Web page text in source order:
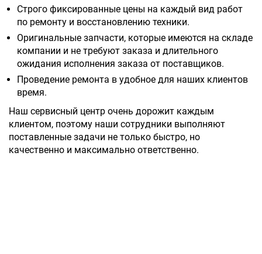
Строго фиксированные цены на каждый вид работ
по ремонту и восстановлению техники.
Оригинальные запчасти, которые имеются на складе
компании и не требуют заказа и длительного
ожидания исполнения заказа от поставщиков.
Проведение ремонта в удобное для наших клиентов
время.
Наш сервисный центр очень дорожит каждым
клиентом, поэтому наши сотрудники выполняют
поставленные задачи не только быстро, но
качественно и максимально ответственно.